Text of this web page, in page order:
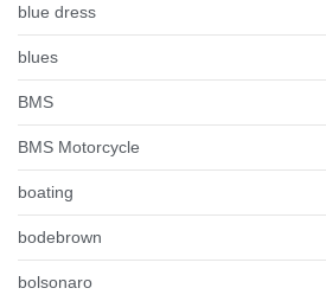
blue dress
blues
BMS
BMS Motorcycle
boating
bodebrown
bolsonaro